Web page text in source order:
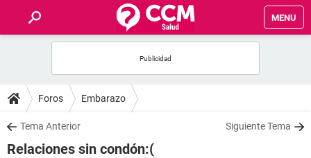
MENU
FOROS
SALUD
Foros Embarazo
Tema Anterior Siguiente Tema
Relaciones sin condón:(